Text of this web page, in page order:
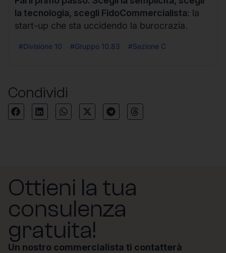
la tecnologia, scegli FidoCommercialista: la
start-up che sta uccidendo la burocrazia.
#Divisione 10 #Gruppo 10.83 #Sezione C
Condividi
Ottieni la tua
consulenza
gratuita!
Un nostro commercialista ti contatterà